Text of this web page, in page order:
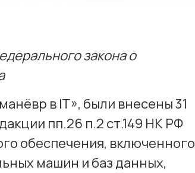
закона о
в IT», были внесены 31
пп.26 п.2 ст.149 НК РФ
обеспечения, включенного
машин и баз данных,